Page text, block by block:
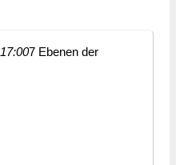
17:007 Ebenen der